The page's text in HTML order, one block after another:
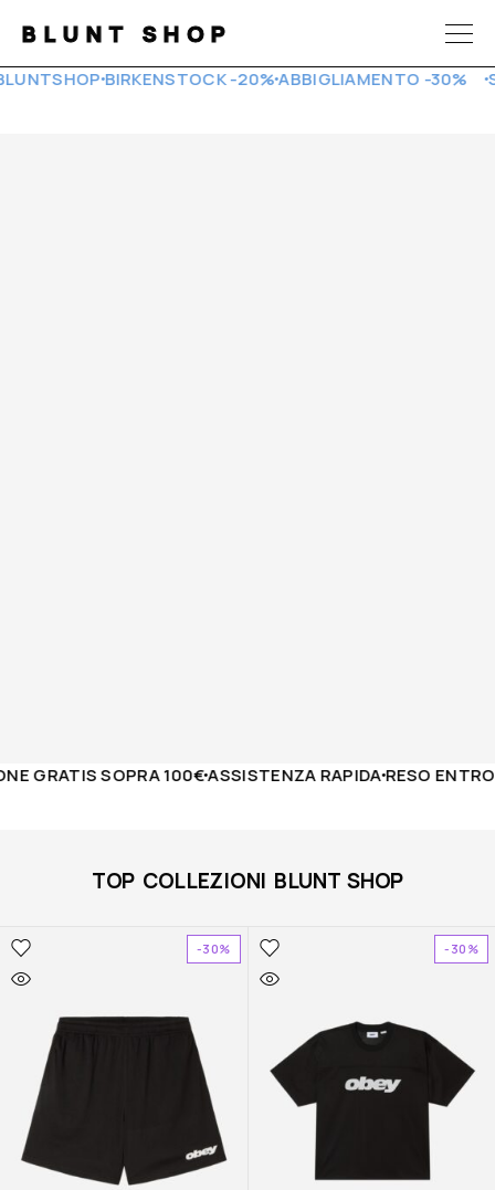
BLUNT SHOP
BIRKENSTOCK -20%ABBIGLIAMENTO -30%
GRATIS SOPRA 100€ASSISTENZA RAPIDARESO ENTRO
TOP COLLEZIONI BLUNT SHOP
-30% -30%